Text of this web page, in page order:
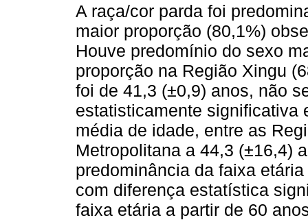
A raça/cor parda foi
maior proporção (80,1%)
Houve predomínio do sexo
proporção na Região Xingu
foi de 41,3 (±0,9) anos, não
estatisticamente significativa
média de idade, entre as
Metropolitana a 44,3 (±16,4)
predominância da faixa
com diferença estatística
faixa etária a partir de 60